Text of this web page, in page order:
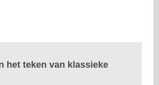
het teken van klassieke